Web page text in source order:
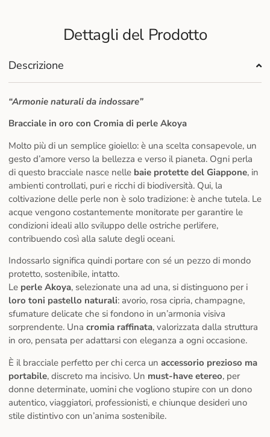
Dettagli del Prodotto
Descrizione
“Armonie naturali da indossare”
Bracciale in oro con Cromia di perle Akoya
Molto più di un semplice gioiello: è una scelta consapevole, un
gesto d’amore verso la bellezza e verso il pianeta. Ogni perla
di questo bracciale nasce nelle baie protette del Giappone, in
ambienti controllati, puri e ricchi di biodiversità. Qui, la
coltivazione delle perle non è solo tradizione: è anche tutela. Le
acque vengono costantemente monitorate per garantire le
condizioni ideali allo sviluppo delle ostriche perlifere,
contribuendo così alla salute degli oceani.
Indossarlo significa quindi portare con sé un pezzo di mondo
protetto, sostenibile, intatto.
Le perle Akoya, selezionate una ad una, si distinguono per i
loro toni pastello naturali: avorio, rosa cipria, champagne,
sfumature delicate che si fondono in un’armonia visiva
sorprendente. Una cromia raffinata, valorizzata dalla struttura
in oro, pensata per adattarsi con eleganza a ogni occasione.
È il bracciale perfetto per chi cerca un accessorio prezioso ma
portabile, discreto ma incisivo. Un must-have etereo, per
donne determinate, uomini che vogliono stupire con un dono
autentico, viaggiatori, professionisti, e chiunque desideri uno
stile distintivo con un’anima sostenibile.